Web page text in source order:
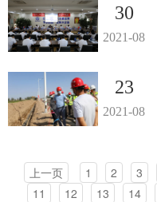
30
2021-08
23
2021-08
上一页 1 2 3
11
12 13 14